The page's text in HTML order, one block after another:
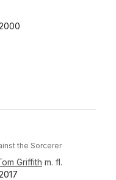
antal röster:
the Sorcerer
Griffith m. fl.